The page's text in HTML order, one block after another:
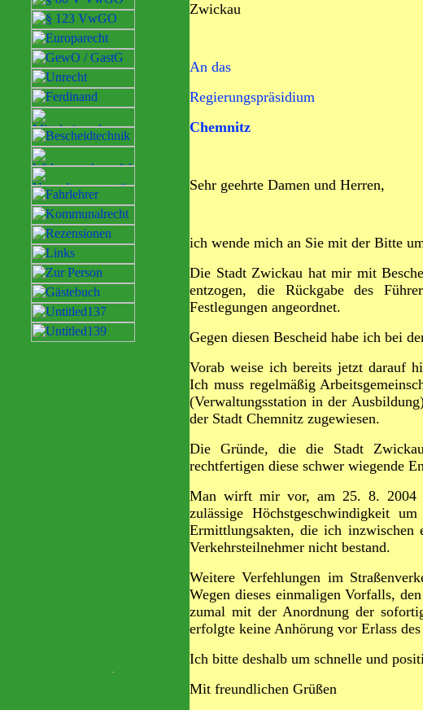
Zwickau
An das
Regierungspräsidium
Chemnitz
Sehr geehrte Damen und Herren,
ich wende mich an Sie mit der Bitte
Die Stadt Zwickau hat mir mit
entzogen, die Rückgabe des
Festlegungen angeordnet.
Gegen diesen Bescheid habe ich bei
Vorab weise ich bereits jetzt darauf
Ich muss regelmäßig
(Verwaltungsstation in der
der Stadt Chemnitz zugewiesen.
Die Gründe, die die Stadt
rechtfertigen diese schwer wiegende
Man wirft mir vor, am 25. 8. 2004
zulässige Höchstgeschwindigkeit
Ermittlungsakten, die ich inzwischen
Verkehrsteilnehmer nicht bestand.
Weitere Verfehlungen im
Wegen dieses einmaligen Vorfalls,
zumal mit der Anordnung der
erfolgte keine Anhörung vor Erlass des
Ich bitte deshalb um schnelle und
Mit freundlichen Grüßen